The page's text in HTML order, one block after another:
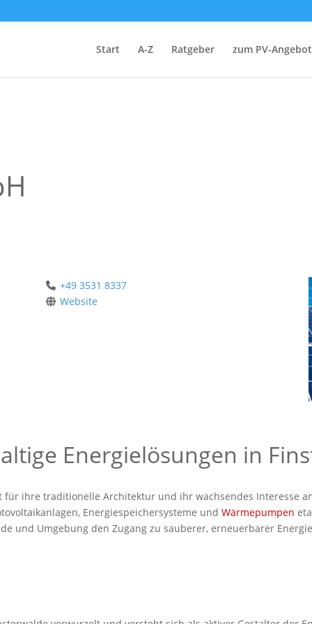
Start A-Z Ratgeber zum PV-Angebot
+49 3531 8337
Website
Energielösungen in
ihre traditionelle Architektur und ihr wachsendes Interesse
Energiespeichersysteme undWärmepumpen
und Umgebung den Zugang zu sauberer, erneuerbarer